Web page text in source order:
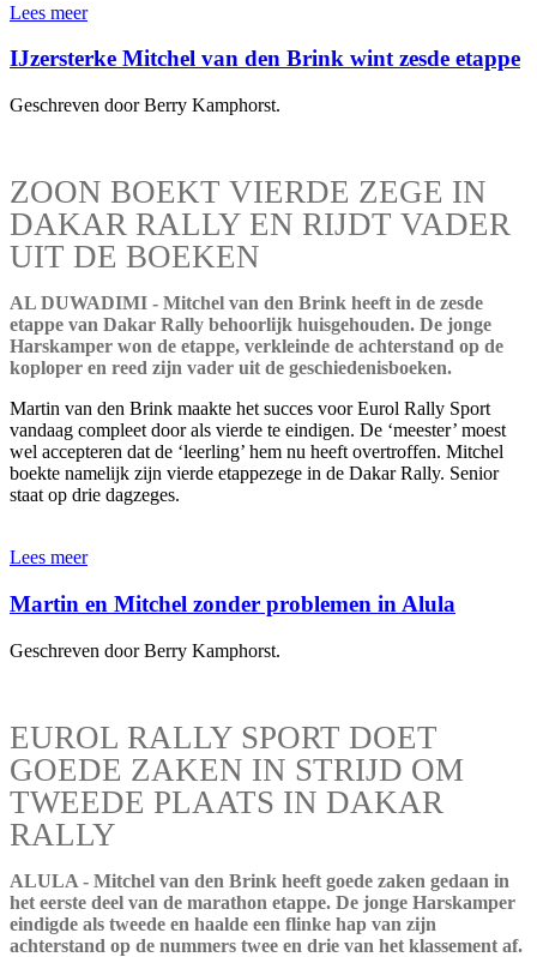
Lees meer
IJzersterke Mitchel van den Brink wint zesde etappe
Geschreven door Berry Kamphorst.
ZOON BOEKT VIERDE ZEGE IN
DAKAR RALLY EN RIJDT VADER
UIT DE BOEKEN
AL DUWADIMI - Mitchel van den Brink heeft in de zesde
etappe van Dakar Rally behoorlijk huisgehouden. De jonge
Harskamper won de etappe, verkleinde de achterstand op de
koploper en reed zijn vader uit de geschiedenisboeken.
Martin van den Brink maakte het succes voor Eurol Rally Sport
vandaag compleet door als vierde te eindigen. De ‘meester’ moest
wel accepteren dat de ‘leerling’ hem nu heeft overtroffen. Mitchel
boekte namelijk zijn vierde etappezege in de Dakar Rally. Senior
staat op drie dagzeges.
Lees meer
Martin en Mitchel zonder problemen in Alula
Geschreven door Berry Kamphorst.
EUROL RALLY SPORT DOET
GOEDE ZAKEN IN STRIJD OM
TWEEDE PLAATS IN DAKAR
RALLY
ALULA - Mitchel van den Brink heeft goede zaken gedaan in
het eerste deel van de marathon etappe. De jonge Harskamper
eindigde als tweede en haalde een flinke hap van zijn
achterstand op de nummers twee en drie van het klassement af.